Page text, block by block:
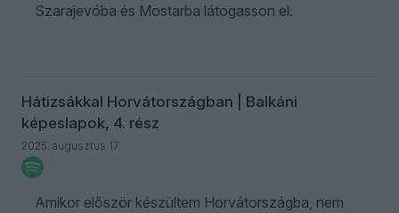
Szarajevóba és Mostarba látogasson el.
Hátizsákkal Horvátországban | Balkáni
képeslapok, 4. rész
2025. augusztus 17.
Amikor először készültem Horvátországba, nem